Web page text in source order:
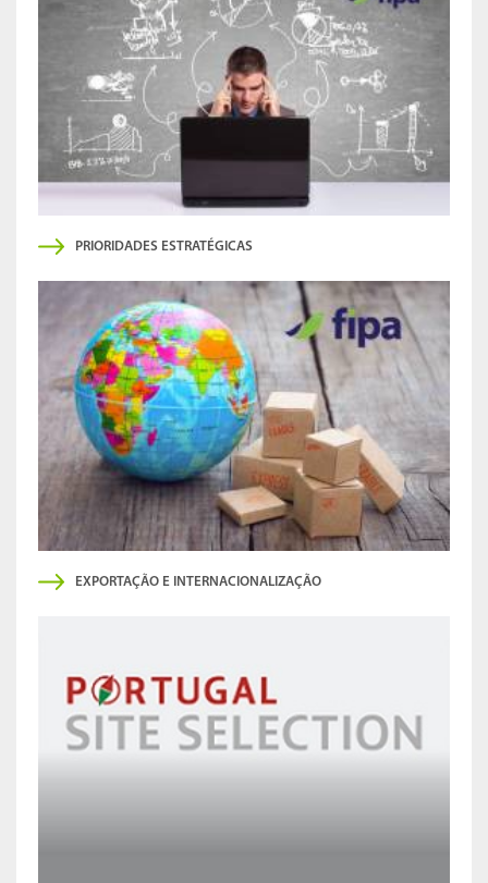
PRIORIDADES ESTRATÉGICAS
EXPORTAÇÃO E INTERNACIONALIZAÇÃO